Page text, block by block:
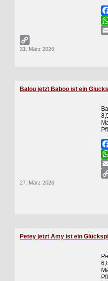
Email
Copy
31. März 2026
Balou jetzt Baboo ist ein
Copy
27. März 2026
Petey jetzt Amy ist ein